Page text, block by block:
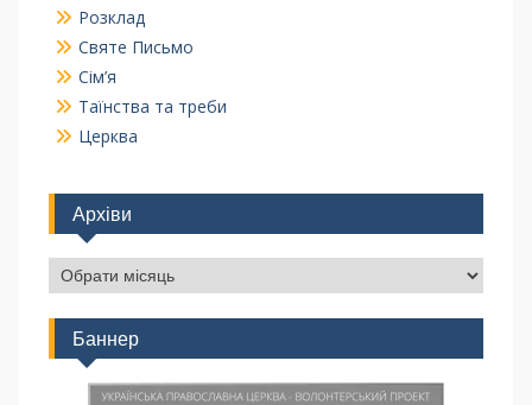
Розклад
Святе Письмо
Сім’я
Таїнства та треби
Церква
Архіви
Баннер